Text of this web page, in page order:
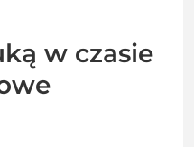
w czasie